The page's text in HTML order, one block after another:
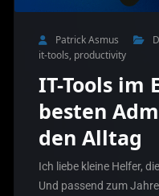
Patrick Asmus
it-tools, productivity
IT-Tools im
besten
den Alltag
Ich liebe kleine Helfer,
Und passend zum